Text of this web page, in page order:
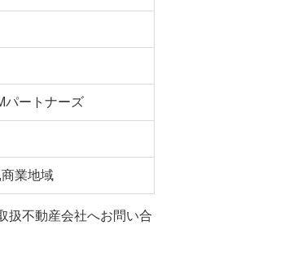
パートナーズ
業地域
扱不動産会社へお問い合